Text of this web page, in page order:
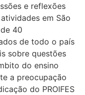
e reflexões
em São
40
de todo o país
sobre questões
do ensino
a preocupação
do PROIFES